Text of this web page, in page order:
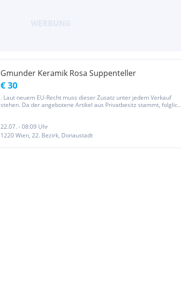
Gmunder Keramik Rosa Suppenteller
€ 30
. Laut neuem EU-Recht muss dieser Zusatz unter jedem Verkauf
stehen. Da der angebotene Artikel aus Privatbesitz stammt, folglich
22.07. - 08:09 Uhr
1220 Wien, 22. Bezirk, Donaustadt